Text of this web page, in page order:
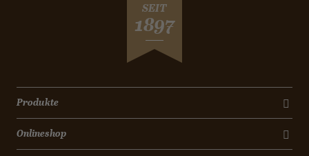
SEIT
1897
Produkte
Onlineshop